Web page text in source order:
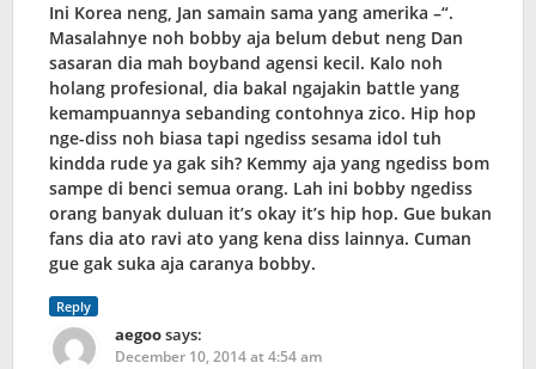
Ini Korea neng, Jan samain sama yang amerika –“.
Masalahnye noh bobby aja belum debut neng Dan
sasaran dia mah boyband agensi kecil. Kalo noh
holang profesional, dia bakal ngajakin battle yang
kemampuannya sebanding contohnya zico. Hip hop
nge-diss noh biasa tapi ngediss sesama idol tuh
kindda rude ya gak sih? Kemmy aja yang ngediss bom
sampe di benci semua orang. Lah ini bobby ngediss
orang banyak duluan it’s okay it’s hip hop. Gue bukan
fans dia ato ravi ato yang kena diss lainnya. Cuman
gue gak suka aja caranya bobby.
Reply
aegoosays:
December 10, 2014 at 4:54 am